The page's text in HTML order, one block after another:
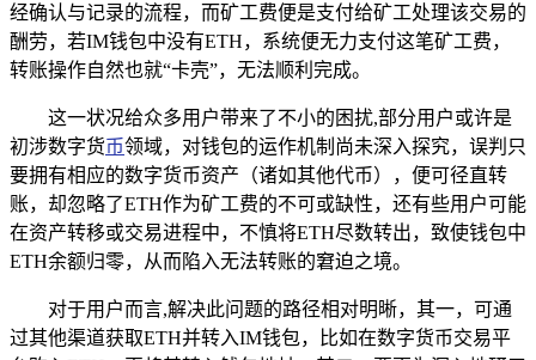
经确认与记录的流程，而矿工费便是支付给矿工处理该交易的
酬劳，若IM钱包中没有ETH，系统便无力支付这笔矿工费，
转账操作自然也就“卡壳”，无法顺利完成。
这一状况给众多用户带来了不小的困扰,部分用户或许是
初涉数字货币领域，对钱包的运作机制尚未深入探究，误判只
要拥有相应的数字货币资产（诸如其他代币），便可径直转
账，却忽略了ETH作为矿工费的不可或缺性，还有些用户可能
在资产转移或交易进程中，不慎将ETH尽数转出，致使钱包中
ETH余额归零，从而陷入无法转账的窘迫之境。
对于用户而言,解决此问题的路径相对明晰，其一，可通
过其他渠道获取ETH并转入IM钱包，比如在数字货币交易平